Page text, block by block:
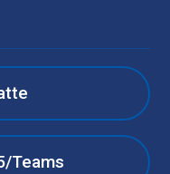
Teams